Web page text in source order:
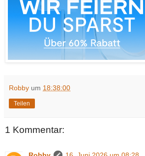
Robby um 18:38:00
Teilen
1 Kommentar: